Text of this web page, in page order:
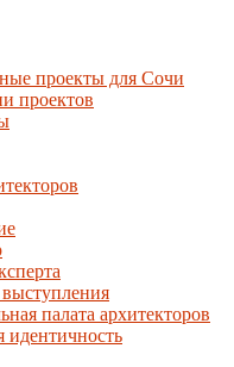
проекты для Сочи
проектов
палата архитекторов
идентичность